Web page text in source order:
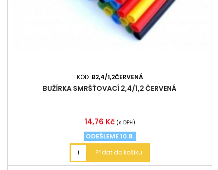
KÓD: B2,4/1,2ČERVENÁ
BUŽÍRKA SMRŠŤOVACÍ 2,4/1,2 ČERVENÁ
Cena
14,76 Kč (s DPH)
ODEŠLEME 10.8.
Přidat do košíku